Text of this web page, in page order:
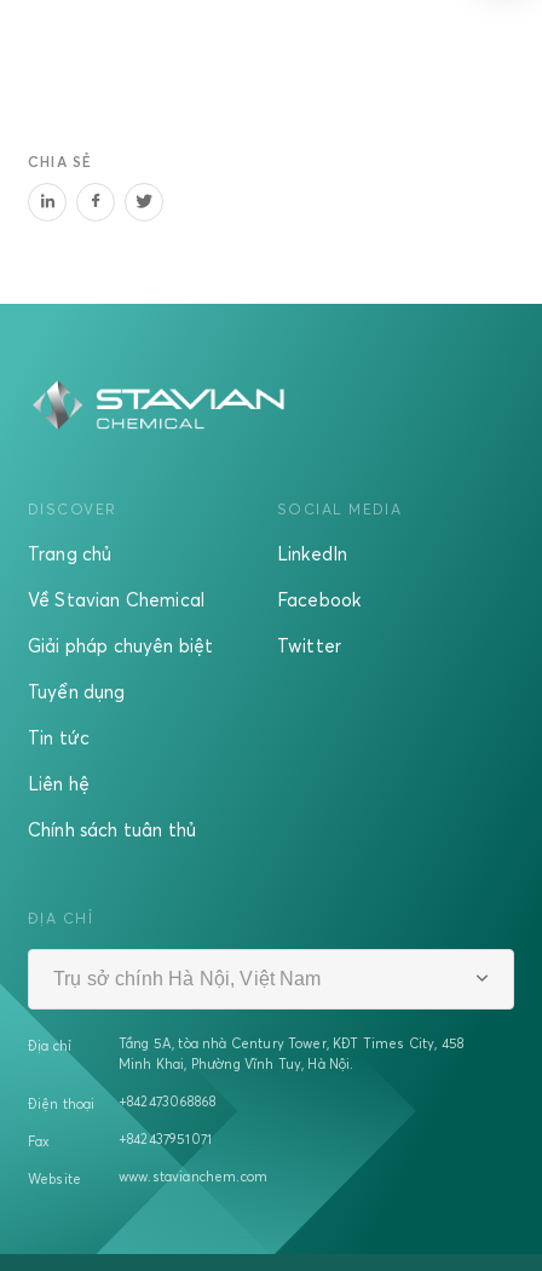
CHIA SẺ
DISCOVER
Trang chủ
Về Stavian Chemical
Giải pháp chuyên biệt
Tuyển dụng
Tin tức
Liên hệ
Chính sách tuân thủ
SOCIAL MEDIA
LinkedIn
Facebook
Twitter
ĐỊA CHỈ
Trụ sở chính Hà Nội, Việt Nam
Địa chỉ
Tầng 5A, tòa nhà Century Tower, KĐT Times City, 458
Minh Khai, Phường Vĩnh Tuy, Hà Nội.
Điện thoại +842473068868
Fax +842437951071
Website www.stavianchem.com